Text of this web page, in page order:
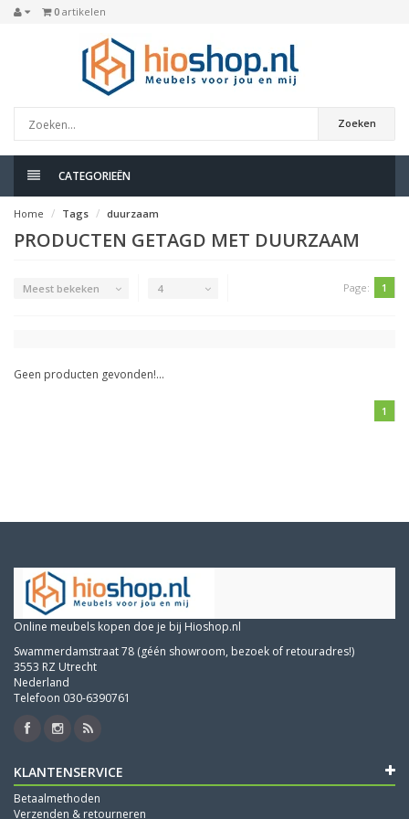
0 artikelen
Zoeken
CATEGORIEËN
Home Tags duurzaam
PRODUCTEN GETAGD MET DUURZAAM
Meest bekeken 4 Page: 1
Geen producten gevonden!...
1
Online meubels kopen doe je bij Hioshop.nl
Swammerdamstraat 78 (géén showroom, bezoek of retouradres!)
3553 RZ Utrecht
Nederland
Telefoon 030-6390761
KLANTENSERVICE
Betaalmethoden
Verzenden & retourneren